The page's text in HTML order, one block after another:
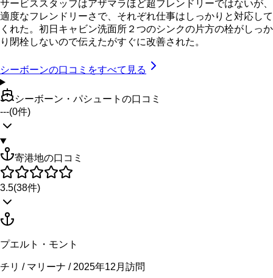
サービススタッフはアザマラほど超フレンドリーではないが、
適度なフレンドリーさで、それぞれ仕事はしっかりと対応して
くれた。初日キャビン洗面所２つのシンクの片方の栓がしっか
り閉栓しないので伝えたがすぐに改善された。
シーボーンの口コミをすべて見る
シーボーン・パシュートの口コミ
---(0件)
寄港地の口コミ
3.5(38件)
プエルト・モント
チリ / マリーナ / 2025年12月訪問